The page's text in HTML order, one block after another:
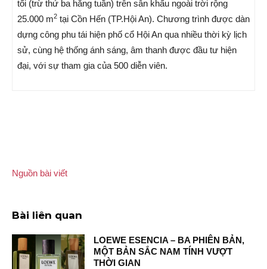
tối (trừ thứ ba hằng tuần) trên sân khấu ngoài trời rộng
25.000 m2 tại Cồn Hến (TP.Hội An). Chương trình được dàn
dựng công phu tái hiện phố cổ Hội An qua nhiều thời kỳ lịch
sử, cùng hệ thống ánh sáng, âm thanh được đầu tư hiện
đại, với sự tham gia của 500 diễn viên.
Nguồn bài viết
Bài liên quan
LOEWE ESENCIA – BA PHIÊN BẢN,
MỘT BẢN SẮC NAM TÍNH VƯỢT
THỜI GIAN